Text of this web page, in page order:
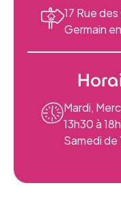
17 Rue
Germain
Mardi,
13h30 à
Samedi de